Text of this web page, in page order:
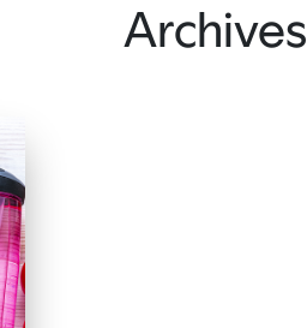
Archives